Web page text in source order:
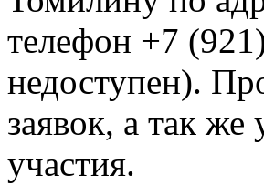
телефон +7
недоступен).
заявок, а так же
участия.